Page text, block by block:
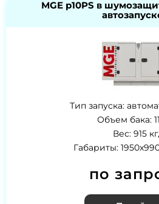
MGE p10PS в
Тип запуска:
Объем бака:
Вес: 915 кг,
Габариты:
по